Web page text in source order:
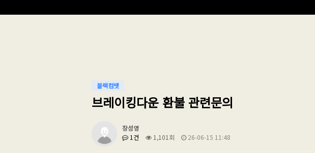
블랙컴뱃
브레이킹다운 환불 관련문의
장성영
1건
1,101회 26-06-15 11:48